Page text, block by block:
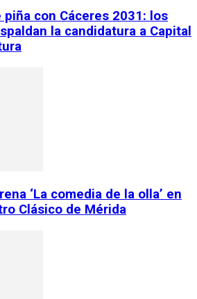
piña con Cáceres 2031: los
la candidatura a Capital
‘La comedia de la olla’ en
Clásico de Mérida